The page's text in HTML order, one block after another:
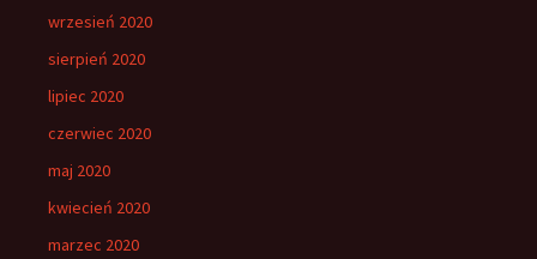
wrzesień 2020
sierpień 2020
lipiec 2020
czerwiec 2020
maj 2020
kwiecień 2020
marzec 2020